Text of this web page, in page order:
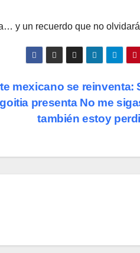
y un recuerdo que no
mexicano se reinventa:
presenta No me
también estoy